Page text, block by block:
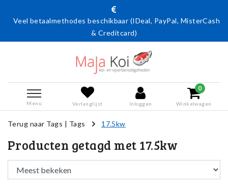
Veel betaalmethodes beschikbaar (IDeal, PayPal, MisterCash
& Creditcard)
Menu Verlanglijst Inloggen
0
Winkelwagen
Terug naar Tags | Tags 17.5kw
Producten getagd met 17.5kw